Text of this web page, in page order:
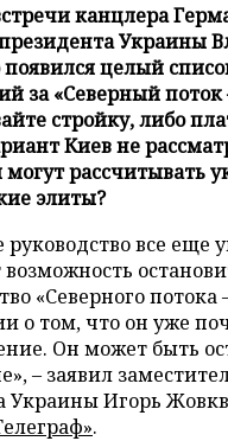
канцлера
Украины
появился целый
за «Северный поток
стройку, либо
Киев не
могут рассчитывать
элиты?
руководство все еще
возможность
«Северного потока
о том, что он уже
Он может быть
– заявил
Украины Игорь
.